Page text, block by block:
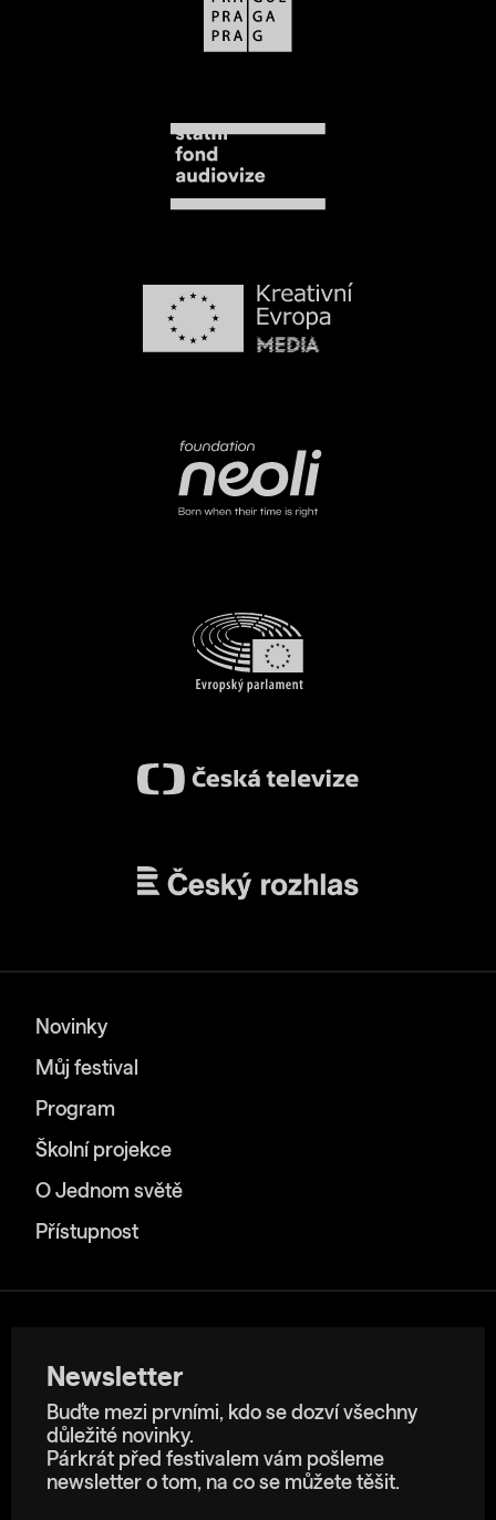
Novinky
Můj festival
Program
Školní projekce
O Jednom světě
Přístupnost
Newsletter
Buďte mezi prvními, kdo se dozví všechny
důležité novinky.
Párkrát před festivalem vám pošleme
newsletter o tom, na co se můžete těšit.